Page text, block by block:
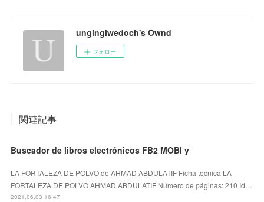
ungingiwedoch's Ownd
フォロー
関連記事
Buscador de libros electrónicos FB2 MOBI y
LA FORTALEZA DE POLVO de AHMAD ABDULATIF Ficha técnica LA
FORTALEZA DE POLVO AHMAD ABDULATIF Número de páginas: 210 Id…
2021.06.03 16:47